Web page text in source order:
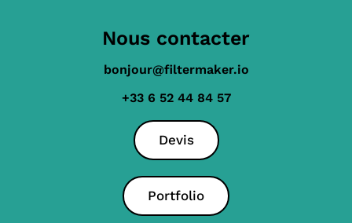
Nous contacter
bonjour@filtermaker.io
+33 6 52 44 84 57
Devis
Portfolio